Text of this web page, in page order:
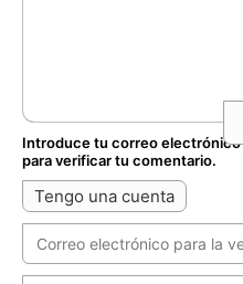
Introduce tu correo electrónico
para verificar tu comentario.
Tengo una cuenta